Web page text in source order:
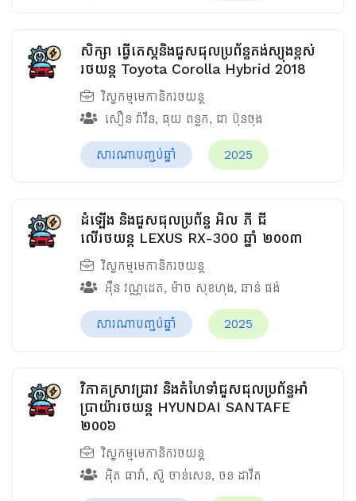
សិក្សា ធ្វើតេស្តនិងជួសជុលប្រព័ន្ធតង់ស្យុងខ្ពស់
រថយន្ត Toyota Corolla Hybrid 2018
វិស្វកម្មមេកានិករថយន្ត
សឿន រ៉ាវីន, ធុយ​ ពន្លក, ជា ប៊ុនថុង
សារណាបញ្ចប់ឆ្នាំ 2025
ដំឡើង និងជួសជុលប្រព័ន្ធ អិល ភី ជី
លើរថយន្ដ LEXUS RX-300 ឆ្នាំ ២០០៣
វិស្វកម្មមេកានិករថយន្ត
អ៊ឺន វណ្ណដេត, ម៉ាច សុខហុង, ឆាន់ ផង់
សារណាបញ្ចប់ឆ្នាំ 2025
វិភាគស្រាវជ្រាវ និងតំហែទាំជួសជុលប្រព័ន្ធអាំ
ប្រាយ៉ារថយន្ត HYUNDAI SANTAFE
២០០៦
វិស្វកម្មមេកានិករថយន្ត
អ៊ិត ធារ៉ា, ស៊ូ ចាន់សេន, ចន ដាវីត